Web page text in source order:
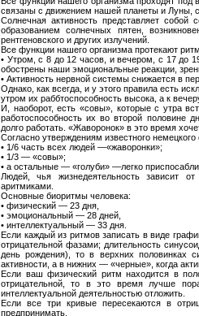
связаны с движением нашей планеты и Луны,
Солнечная активность представляет
образованием солнечных пятен,
рентгеновского и других излучений.
Все функции нашего организма протекают
• Утром, с 8 до 12 часов, и вечером, с 17 до
обострены наши эмоциональные реакции,
• Активность нервной системы снижается в
Однако, как всегда, и у этого правила есть
утром их раббтоспособность высока, а к
И, наоборот, есть «совы», которые с утра
работоспособность их во второй половине
долго работать. «Жаворонок» в это время
Согласно утверждениям известного
• 1/6 часть всех людей —«жаворонки»;
• 1/3 — «совы»;
• а остальные — «голуби» —легко
Людей, чья жизнедеятельность зависит
аритмиками.
Основные биоритмы человека:
• физический — 23 дня,
• эмоциональный — 28 дней,
• интеллектуальный — 33 дня.
Если каждый из ритмов записать в виде
отрицательной фазами; длительность
день рождения), то в верхних половинках
активности, а в нижних — «черные», когда
Если ваш физический ритм находится в
отрицательной, то в это время лучше
интеллектуальной деятельностью отложить.
Если все три кривые пересекаются в
предпринимать.